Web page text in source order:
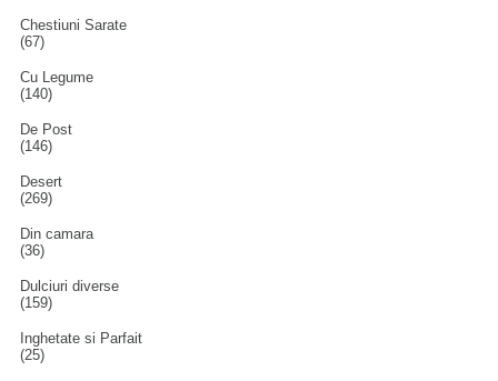
Chestiuni Sarate
(67)
Cu Legume
(140)
De Post
(146)
Desert
(269)
Din camara
(36)
Dulciuri diverse
(159)
Inghetate si Parfait
(25)